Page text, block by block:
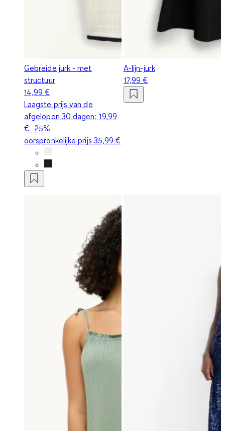
Gebreide jurk - met
structuur
14,99 €
Laagste prijs van de
afgelopen 30 dagen: 19,99
€ -25%
oorspronkelijke prijs 35,99 €
A-lijn-jurk
17,99 €